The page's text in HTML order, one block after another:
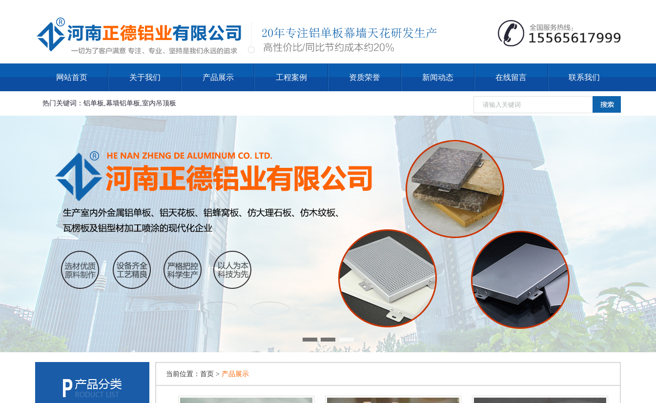
网站首页 关于我们 产品展示 工程案例 资质荣誉 新闻动态 在线留言 联系我们
热门关键词：铝单板,幕墙铝单板,室内吊顶板
当前位置： 首页 > 产品展示